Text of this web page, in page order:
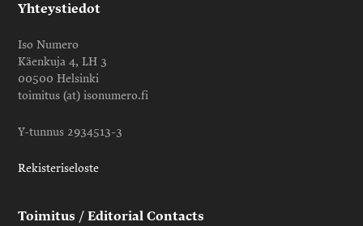
Yhteystiedot
Iso Numero
Käenkuja 4, LH 3
00500 Helsinki
toimitus (at) isonumero.fi
Y-tunnus 2934513-3
Rekisteriseloste
Toimitus / Editorial Contacts